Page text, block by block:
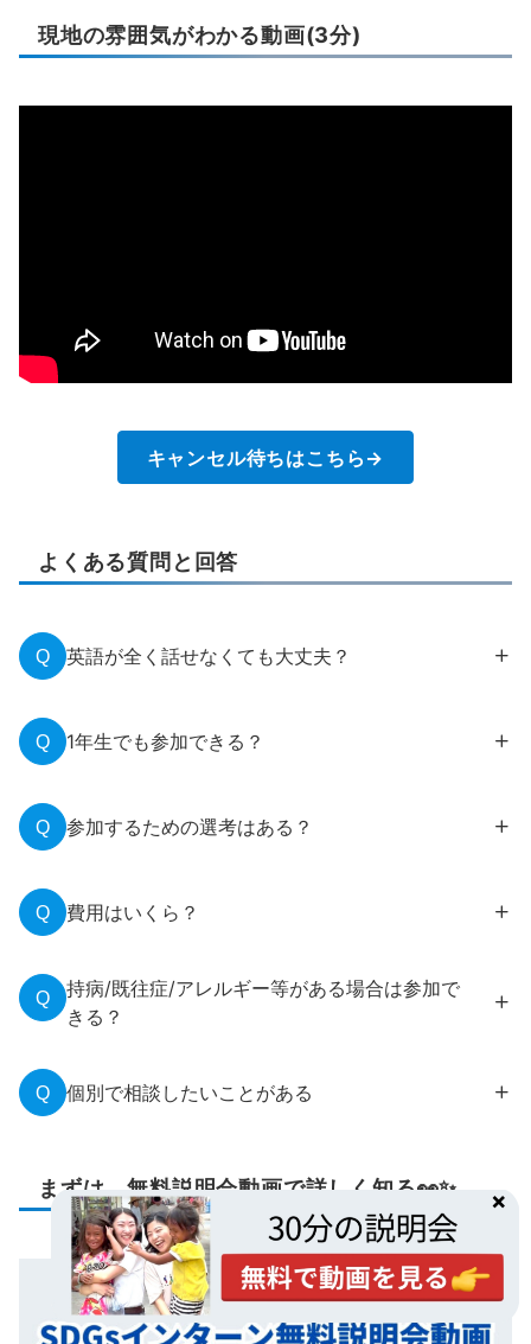
現地の雰囲気がわかる動画(3分)
キャンセル待ちはこちら→
よくある質問と回答
Q
英語が全く話せなくても大丈夫？
むことができます！
Q
1年生でも参加できる？
で1年生が参加！
Q
参加するための選考はある？
毎年、ほとんどのテーマで締切前に満席になって
※持病や既往症、アレルギーがある、もしくは、
インターンシップ業務の遂行にあたり体調面等で
Q
費用はいくら？
Q
持病/既往症/アレルギー等がある場合は参加で
きる？
ンターンシップ業務の遂行にあたり体調面等で懸
Q 個別で相談したいことがある
お問い合わせフォーム
まずは、無料説明会動画で詳しく知る👀✨